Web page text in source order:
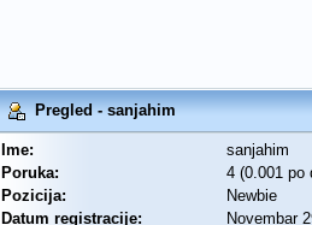
Pregled - sanjahim
Ime:
sanjahim
Poruka:
4 (0.001 po
Pozicija:
Newbie
Datum registracije:
Novembar